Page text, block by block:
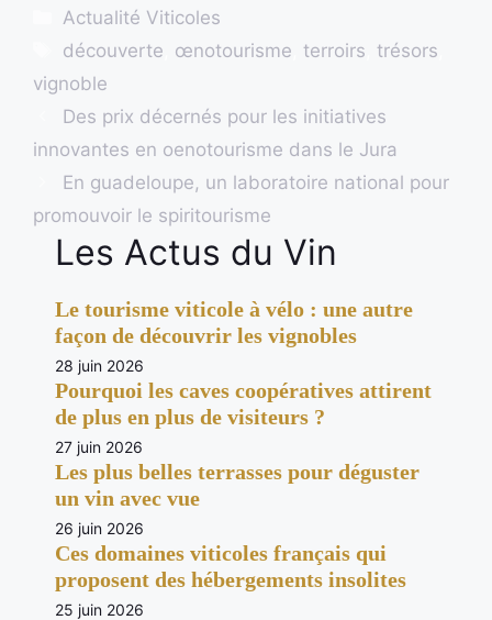
Catégories
Actualité Viticoles
Étiquettes
découverte œnotourisme ,terroirs ,trésors
vignoble
Des prix décernés pour les initiatives
innovantes en oenotourisme dans le Jura
En guadeloupe, un laboratoire national pour
promouvoir le spiritourisme
Les Actus du Vin
Le tourisme viticole à vélo : une autre
façon de découvrir les vignobles
28 juin 2026
Pourquoi les caves coopératives attirent
de plus en plus de visiteurs ?
27 juin 2026
Les plus belles terrasses pour déguster
un vin avec vue
26 juin 2026
Ces domaines viticoles français qui
proposent des hébergements insolites
25 juin 2026